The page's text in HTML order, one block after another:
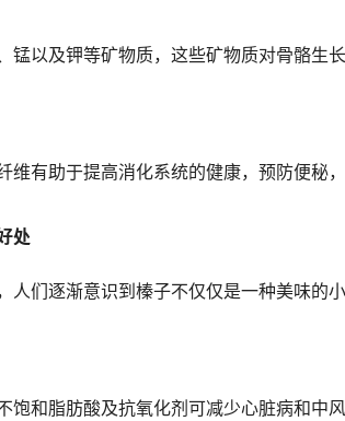
锰以及钾等矿物质，这些矿物质对骨骼生
维有助于提高消化系统的健康，预防便秘
处
人们逐渐意识到榛子不仅仅是一种美味的
饱和脂肪酸及抗氧化剂可减少心脏病和中